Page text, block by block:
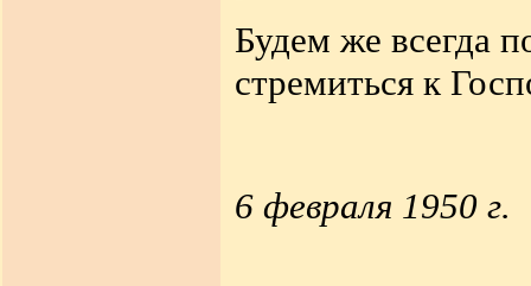
Будем же всегда
стремиться к
6 февраля 1950 г.